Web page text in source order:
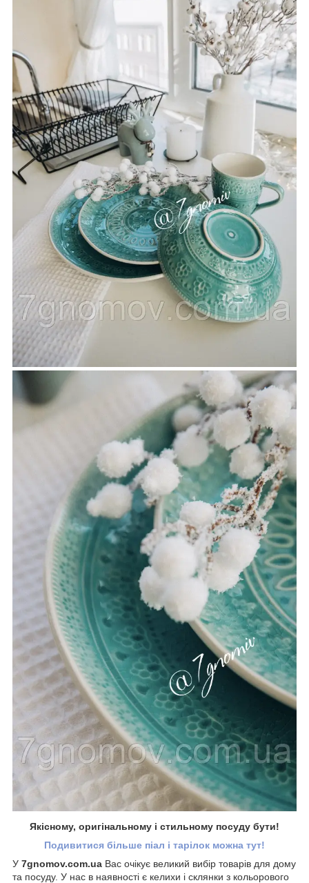
Якісному, оригінальному і стильному посуду бути!
Подивитися більше піал і тарілок можна тут!
У 7gnomov.com.ua Вас очікує великий вибір товарів для дому
та посуду. У нас в наявності є келихи і склянки з кольорового